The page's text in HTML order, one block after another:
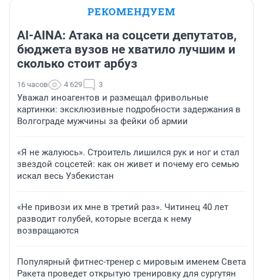
РЕКОМЕНДУЕМ
AI-AINA: Атака на соцсети депутатов,
бюджета вузов не хватило лучшим и
сколько стоит арбуз
16 часов 4 629 3
Уважал иноагентов и размещал фривольные
картинки: эксклюзивные подробности задержания в
Волгограде мужчины за фейки об армии
«Я не жалуюсь». Строитель лишился рук и ног и стал
звездой соцсетей: как он живет и почему его семью
искал весь Узбекистан
«Не привози их мне в третий раз». Читинец 40 лет
разводит голубей, которые всегда к нему
возвращаются
Популярный фитнес-тренер с мировым именем Света
Ракета проведет открытую тренировку для сургутян